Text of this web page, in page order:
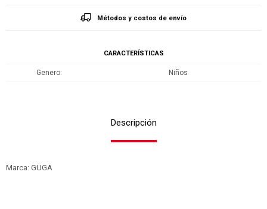
Métodos y costos de envío
CARACTERÍSTICAS
Genero Niños
Descripción
Marca: GUGA